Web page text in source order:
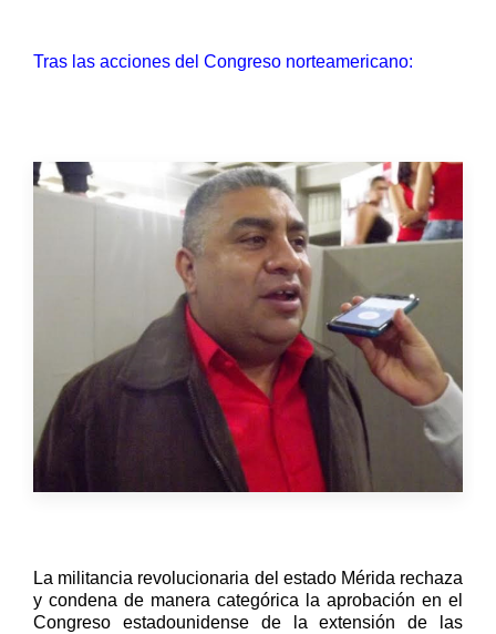
Tras las acciones del Congreso norteamericano:
La militancia revolucionaria del estado Mérida rechaza
y condena de manera categórica la aprobación en el
Congreso estadounidense de la extensión de las